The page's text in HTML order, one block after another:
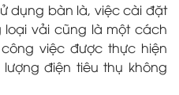
dụng bàn là, việc cài đặt
vải cũng là một cách
việc được thực hiện
điện tiêu thụ không